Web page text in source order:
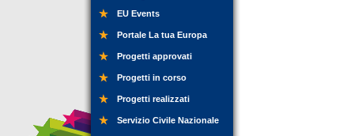
EU Events
Portale La tua Europa
Progetti approvati
Progetti in corso
Progetti realizzati
Servizio Civile Nazionale